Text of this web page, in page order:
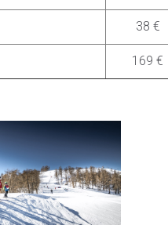
38 €
169 €